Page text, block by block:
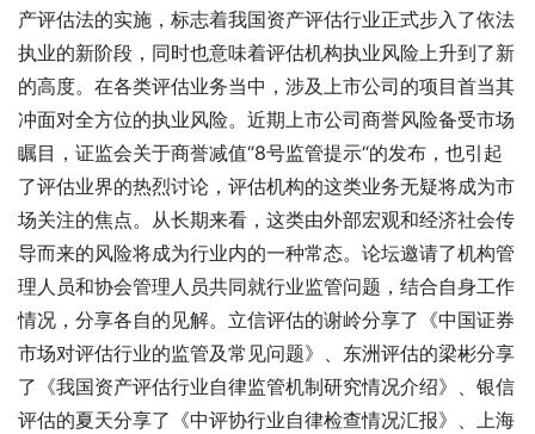
产评估法的实施，标志着我国资产评估行业正式步入了依法
执业的新阶段，同时也意味着评估机构执业风险上升到了新
的高度。在各类评估业务当中，涉及上市公司的项目首当其
冲面对全方位的执业风险。近期上市公司商誉风险备受市场
瞩目，证监会关于商誉减值“8号监管提示“的发布，也引起
了评估业界的热烈讨论，评估机构的这类业务无疑将成为市
场关注的焦点。从长期来看，这类由外部宏观和经济社会传
导而来的风险将成为行业内的一种常态。论坛邀请了机构管
理人员和协会管理人员共同就行业监管问题，结合自身工作
情况，分享各自的见解。立信评估的谢岭分享了《中国证券
市场对评估行业的监管及常见问题》、东洲评估的梁彬分享
了《我国资产评估行业自律监管机制研究情况介绍》、银信
评估的夏天分享了《中评协行业自律检查情况汇报》、上海